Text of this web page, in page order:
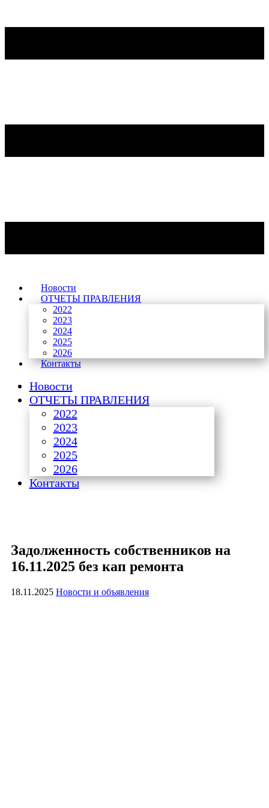
Новости
ОТЧЕТЫ ПРАВЛЕНИЯ
2022
2023
2024
2025
2026
Контакты
Новости
ОТЧЕТЫ ПРАВЛЕНИЯ
2022
2023
2024
2025
2026
Контакты
Задолженность собственников на
16.11.2025 без кап ремонта
18.11.2025 Новости и объявления